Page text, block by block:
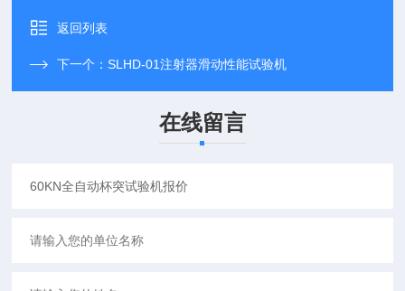
返回列表
下一个：SLHD-01注射器滑动性能试验机
在线留言